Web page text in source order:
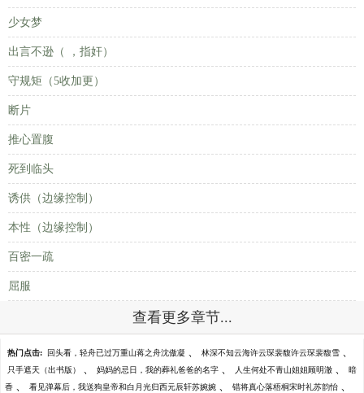
少女梦
出言不逊（ ，指奸）
守规矩（5收加更）
断片
推心置腹
死到临头
诱供（边缘控制）
本性（边缘控制）
百密一疏
屈服
查看更多章节...
热门点击: 回头看，轻舟已过万重山蒋之舟沈傲凝 、 林深不知云海许云琛裴馥许云琛裴馥雪 、
只手遮天（出书版） 、 妈妈的忌日，我的葬礼爸爸的名字 、 人生何处不青山姐姐顾明澈 、 暗
香 、 看见弹幕后，我送狗皇帝和白月光归西元辰轩苏婉婉 、 错将真心落梧桐宋时礼苏韵怡 、